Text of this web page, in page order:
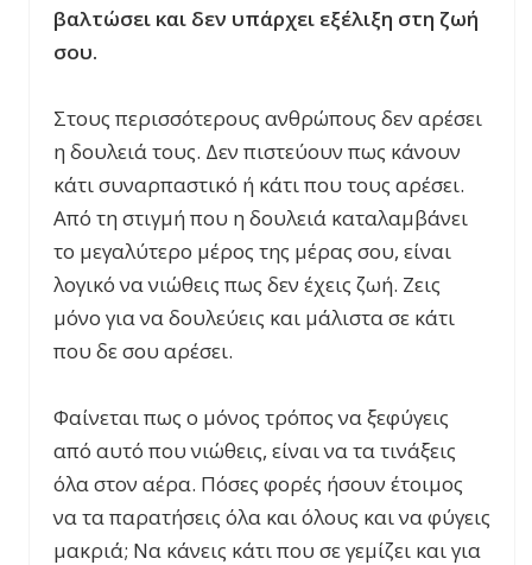
βαλτώσει και δεν υπάρχει εξέλιξη στη ζωή
σου.
Στους περισσότερους ανθρώπους δεν αρέσει
η δουλειά τους. Δεν πιστεύουν πως κάνουν
κάτι συναρπαστικό ή κάτι που τους αρέσει.
Από τη στιγμή που η δουλειά καταλαμβάνει
το μεγαλύτερο μέρος της μέρας σου, είναι
λογικό να νιώθεις πως δεν έχεις ζωή. Ζεις
μόνο για να δουλεύεις και μάλιστα σε κάτι
που δε σου αρέσει.
Φαίνεται πως ο μόνος τρόπος να ξεφύγεις
από αυτό που νιώθεις, είναι να τα τινάξεις
όλα στον αέρα. Πόσες φορές ήσουν έτοιμος
να τα παρατήσεις όλα και όλους και να φύγεις
μακριά; Να κάνεις κάτι που σε γεμίζει και για